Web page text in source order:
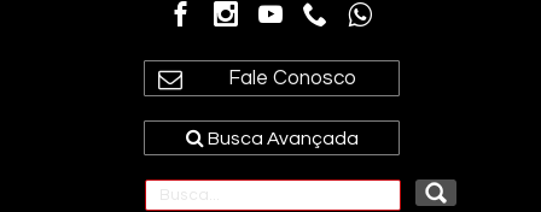
Fale Conosco
Busca Avançada